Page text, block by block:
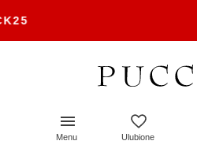
Menu Ulubione